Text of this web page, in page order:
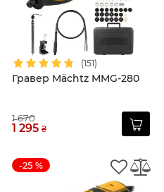
(151)
Гравер Mächtz MMG-280
1 670
1 295 ₴
-25 %